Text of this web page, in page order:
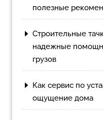
полезные
Строительные
надежные
грузов
Как сервис по
ощущение дома